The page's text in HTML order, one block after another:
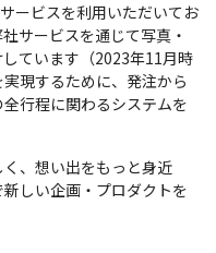
ービスを利用いただいてお
サービスを通じて写真・
ています（2023年11月時
現するために、発注から
行程に関わるシステムを
、想い出をもっと身近
しい企画・プロダクトを